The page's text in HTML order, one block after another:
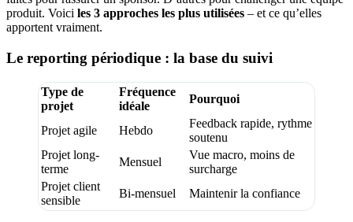
produit. Voici les 3 approches les plus utilisées – et ce qu’elles
apportent vraiment.
Le reporting périodique : la base du suivi
Type de
projet
Fréquence
idéale
Pourquoi
Projet agile Hebdo
Feedback rapide, rythme
soutenu
Projet long-
terme
Mensuel
Vue macro, moins de
surcharge
Projet client
sensible
Bi-mensuel Maintenir la confiance